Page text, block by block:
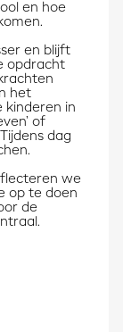
en hoe
en blijft
opdracht
het
kinderen in
of
dag
we
op te doen
de